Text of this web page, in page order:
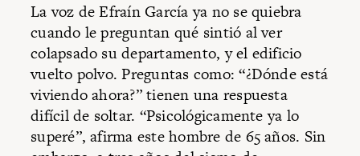
La voz de Efraín García ya no se quiebra
cuando le preguntan qué sintió al ver
colapsado su departamento, y el edificio
vuelto polvo. Preguntas como: “¿Dónde está
viviendo ahora?” tienen una respuesta
difícil de soltar. “Psicológicamente ya lo
superé”, afirma este hombre de 65 años. Sin